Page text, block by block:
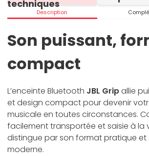
techniques
Description
Son puissant,
compact
L’enceinte Bluetooth JBL Gripallie
et design compact pour devenir
musicale en toutes circonstances.
facilement transportée et saisie à la
distingue par son format pratique et
moderne.